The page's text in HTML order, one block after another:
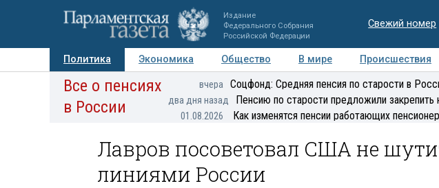
Издание
Федерального Собрания
Российской Федерации
Свежий номер
Политика Экономика Общество В мире Происшествия
Авторы Персоны Мнения Регионы Медиацентр
Все о пенсиях
в России
вчера Соцфонд: Средняя пенсия по старости в
два дня назад Пенсию по старости предложили закрепить
01.08.2026 Как изменятся пенсии работающих
Лавров посоветовал США не
линиями России